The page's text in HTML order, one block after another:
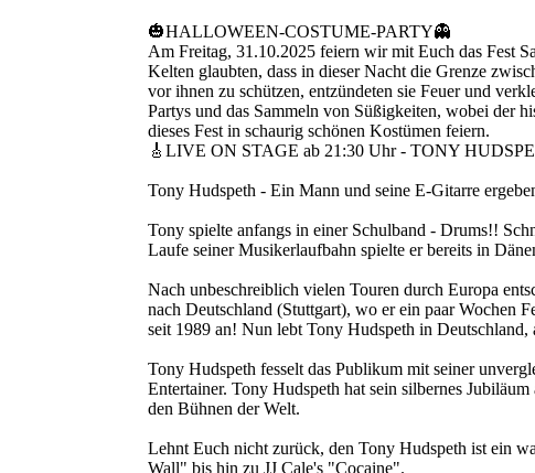
🎃HALLOWEEN-COSTUME-PARTY👻
Am Freitag, 31.10.2025 feiern wir mit Euch das Fest
Kelten glaubten, dass in dieser Nacht die Grenze
vor ihnen zu schützen, entzündeten sie Feuer und
Partys und das Sammeln von Süßigkeiten, wobei der
dieses Fest in schaurig schönen Kostümen feiern.
🎸LIVE ON STAGE ab 21:30 Uhr - TONY
Tony Hudspeth - Ein Mann und seine E-Gitarre
Tony spielte anfangs in einer Schulband - Drums!!
Laufe seiner Musikerlaufbahn spielte er bereits in
Nach unbeschreiblich vielen Touren durch Europa
nach Deutschland (Stuttgart), wo er ein paar Wochen
seit 1989 an! Nun lebt Tony Hudspeth in
Tony Hudspeth fesselt das Publikum mit seiner
Entertainer. Tony Hudspeth hat sein silbernes
den Bühnen der Welt.
Lehnt Euch nicht zurück, den Tony Hudspeth ist ein
Wall" bis hin zu JJ Cale's "Cocaine".